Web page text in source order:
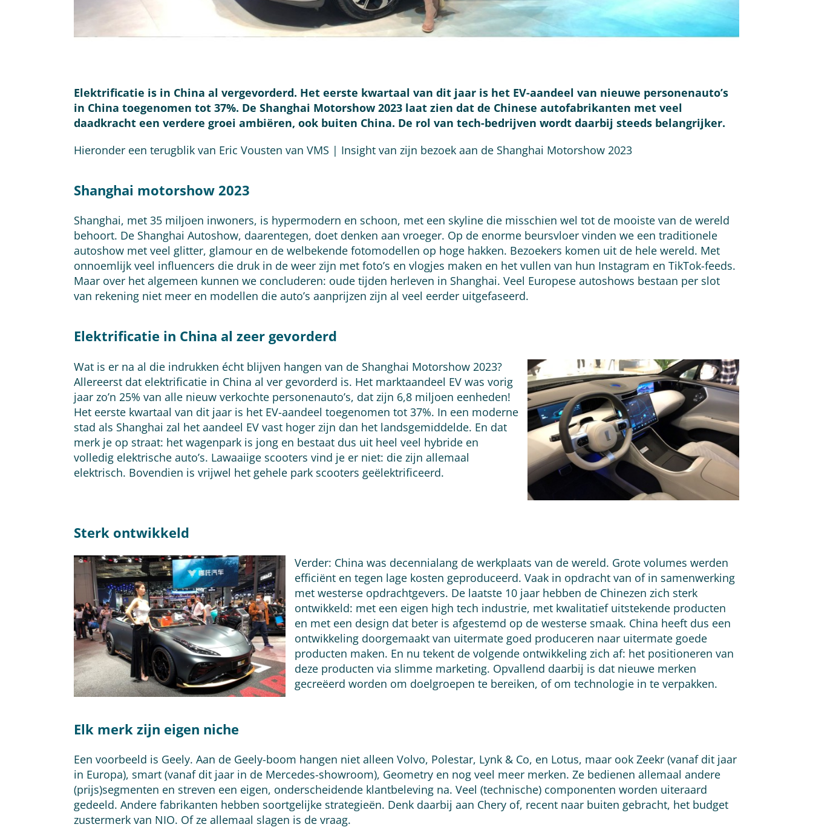
Elektrificatie is in China al vergevorderd. Het eerste kwartaal van dit jaar is het EV-aandeel van nieuwe personenauto’s
in China toegenomen tot 37%. De Shanghai Motorshow 2023 laat zien dat de Chinese autofabrikanten met veel
daadkracht een verdere groei ambiëren, ook buiten China. De rol van tech-bedrijven wordt daarbij steeds belangrijker.
Hieronder een terugblik van Eric Vousten van VMS | Insight van zijn bezoek aan de Shanghai Motorshow 2023
Shanghai motorshow 2023
Shanghai, met 35 miljoen inwoners, is hypermodern en schoon, met een skyline die misschien wel tot de mooiste van de wereld
behoort. De Shanghai Autoshow, daarentegen, doet denken aan vroeger. Op de enorme beursvloer vinden we een traditionele
autoshow met veel glitter, glamour en de welbekende fotomodellen op hoge hakken. Bezoekers komen uit de hele wereld. Met
onnoemlijk veel influencers die druk in de weer zijn met foto’s en vlogjes maken en het vullen van hun Instagram en TikTok-feeds.
Maar over het algemeen kunnen we concluderen: oude tijden herleven in Shanghai. Veel Europese autoshows bestaan per slot
van rekening niet meer en modellen die auto’s aanprijzen zijn al veel eerder uitgefaseerd.
Elektrificatie in China al zeer gevorderd
Wat is er na al die indrukken écht blijven hangen van de Shanghai Motorshow 2023?
Allereerst dat elektrificatie in China al ver gevorderd is. Het marktaandeel EV was vorig
jaar zo’n 25% van alle nieuw verkochte personenauto’s, dat zijn 6,8 miljoen eenheden!
Het eerste kwartaal van dit jaar is het EV-aandeel toegenomen tot 37%. In een moderne
stad als Shanghai zal het aandeel EV vast hoger zijn dan het landsgemiddelde. En dat
merk je op straat: het wagenpark is jong en bestaat dus uit heel veel hybride en
volledig elektrische auto’s. Lawaaiige scooters vind je er niet: die zijn allemaal
elektrisch. Bovendien is vrijwel het gehele park scooters geëlektrificeerd.
Sterk ontwikkeld
Verder: China was decennialang de werkplaats van de wereld. Grote volumes werden
efficiënt en tegen lage kosten geproduceerd. Vaak in opdracht van of in samenwerking
met westerse opdrachtgevers. De laatste 10 jaar hebben de Chinezen zich sterk
ontwikkeld: met een eigen high tech industrie, met kwalitatief uitstekende producten
en met een design dat beter is afgestemd op de westerse smaak. China heeft dus een
ontwikkeling doorgemaakt van uitermate goed produceren naar uitermate goede
producten maken. En nu tekent de volgende ontwikkeling zich af: het positioneren van
deze producten via slimme marketing. Opvallend daarbij is dat nieuwe merken
gecreëerd worden om doelgroepen te bereiken, of om technologie in te verpakken.
Elk merk zijn eigen niche
Een voorbeeld is Geely. Aan de Geely-boom hangen niet alleen Volvo, Polestar, Lynk & Co, en Lotus, maar ook Zeekr (vanaf dit jaar
in Europa), smart (vanaf dit jaar in de Mercedes-showroom), Geometry en nog veel meer merken. Ze bedienen allemaal andere
(prijs)segmenten en streven een eigen, onderscheidende klantbeleving na. Veel (technische) componenten worden uiteraard
gedeeld. Andere fabrikanten hebben soortgelijke strategieën. Denk daarbij aan Chery of, recent naar buiten gebracht, het budget
zustermerk van NIO. Of ze allemaal slagen is de vraag.